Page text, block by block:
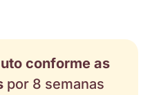
conforme as
por 8 semanas